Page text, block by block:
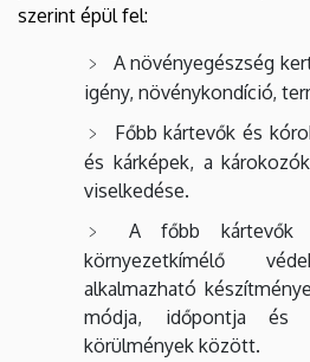
szerint épül fel:
A növényegészség
igény, növénykondíció,
Főbb kártevők és
és kárképek, a
viselkedése.
A főbb kártevők
környezetkímélő
alkalmazható
módja, időpontja és
körülmények között.